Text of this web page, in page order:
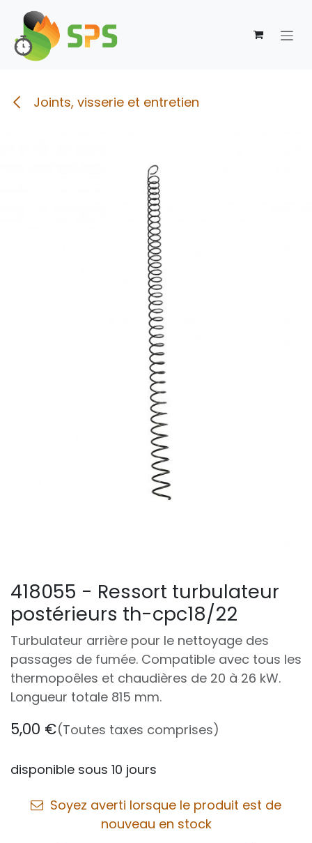
Se rendre au contenu
Joints, visserie et entretien
418055 - Ressort turbulateur
postérieurs th-cpc18/22
Turbulateur arrière pour le nettoyage des
passages de fumée. Compatible avec tous les
thermopoêles et chaudières de 20 à 26 kW.
Longueur totale 815 mm.
5,00 €(Toutes taxes comprises)
disponible sous 10 jours
Soyez averti lorsque le produit est de
nouveau en stock